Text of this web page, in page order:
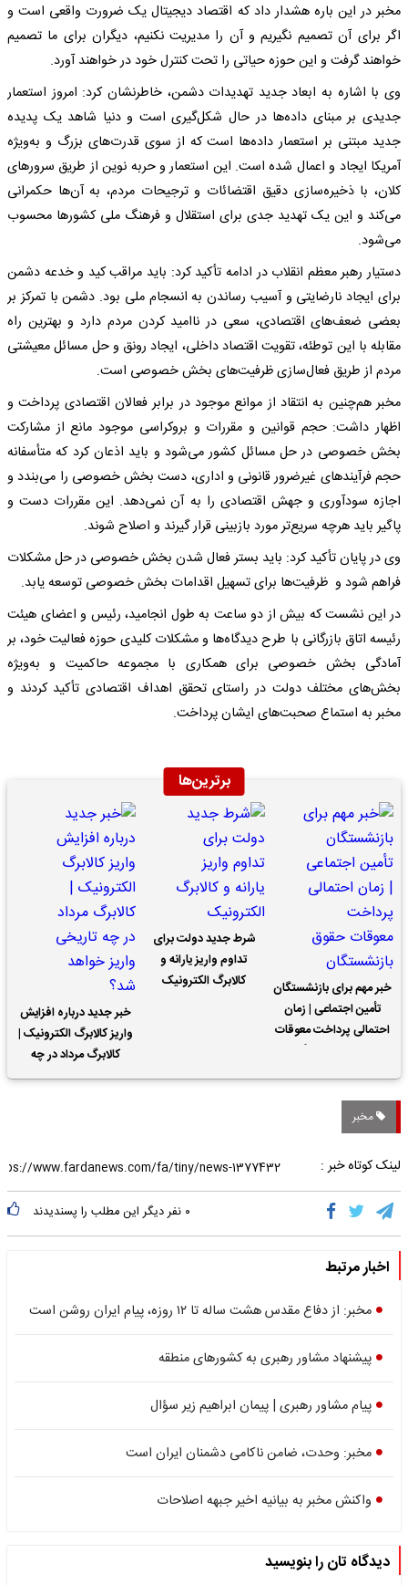
مخبر در این باره هشدار داد که اقتصاد دیجیتال یک ضرورت واقعی است و
اگر برای آن تصمیم نگیریم و آن را مدیریت نکنیم، دیگران برای ما تصمیم
خواهند گرفت و این حوزه حیاتی را تحت کنترل خود در خواهند آورد.
وی با اشاره به ابعاد جدید تهدیدات دشمن، خاطرنشان کرد: امروز استعمار
جدیدی بر مبنای داده‌ها در حال شکل‌گیری است و دنیا شاهد یک پدیده
جدید مبتنی بر استعمار داده‌ها است که از سوی قدرت‌های بزرگ و به‌ویژه
آمریکا ایجاد و اعمال شده است. این استعمار و حربه نوین از طریق سرورهای
کلان، با ذخیره‌سازی دقیق اقتضائات و ترجیحات مردم، به آن‌ها حکمرانی
می‌کند و این یک تهدید جدی برای استقلال و فرهنگ ملی کشورها محسوب
می‌شود.
دستیار رهبر معظم انقلاب در ادامه تأکید کرد: باید مراقب کید و خدعه دشمن
برای ایجاد نارضایتی و آسیب رساندن به انسجام ملی بود. دشمن با تمرکز بر
بعضی ضعف‌های اقتصادی، سعی در ناامید کردن مردم دارد و بهترین راه
مقابله با این توطئه، تقویت اقتصاد داخلی، ایجاد رونق و حل مسائل معیشتی
مردم از طریق فعال‌سازی ظرفیت‌های بخش خصوصی است.
مخبر هم‌چنین به انتقاد از موانع موجود در برابر فعالان اقتصادی پرداخت و
اظهار داشت: حجم قوانین و مقررات و بروکراسی موجود مانع از مشارکت
بخش خصوصی در حل مسائل کشور می‌شود و باید اذعان کرد که متأسفانه
حجم فرآیندهای غیرضرور قانونی و اداری، دست بخش خصوصی را می‌بندد و
اجازه سودآوری و جهش اقتصادی را به آن نمی‌دهد. این مقررات دست و
پاگیر باید هرچه سریع‌تر مورد بازبینی قرار گیرند و اصلاح شوند.
وی در پایان تأکید کرد: باید بستر فعال شدن بخش خصوصی در حل مشکلات
فراهم شود و ظرفیت‌ها برای تسهیل اقدامات بخش خصوصی توسعه یابد.
در این نشست که بیش از دو ساعت به طول انجامید، رئیس و اعضای هیئت
رئیسه اتاق بازرگانی با طرح دیدگاه‌ها و مشکلات کلیدی حوزه فعالیت خود، بر
آمادگی بخش خصوصی برای همکاری با مجموعه حاکمیت و به‌ویژه
بخش‌های مختلف دولت در راستای تحقق اهداف اقتصادی تأکید کردند و
مخبر به استماع صحبت‌های ایشان پرداخت.
برترین‌ها
خبر مهم برای بازنشستگان
تأمین اجتماعی | زمان
احتمالی پرداخت معوقات
شرط جدید دولت برای
تداوم واریز یارانه و
کالابرگ الکترونیک
خبر جدید درباره افزایش
واریز کالابرگ الکترونیک |
کالابرگ مرداد در چه
تاریخی واریز خواهد شد؟
مخبر
لینک کوتاه خبر :
۰ نفر دیگر این مطلب را پسندیدند
اخبار مرتبط
مخبر: از دفاع مقدس هشت ساله تا ۱۲ روزه، پیام ایران روشن است
پیشنهاد مشاور رهبری به کشورهای منطقه
پیام مشاور رهبری | پیمان ابراهیم زیر سؤال
مخبر: وحدت، ضامن ناکامی دشمنان ایران است
واکنش مخبر به بیانیه اخیر جبهه اصلاحات
دیدگاه تان را بنویسید